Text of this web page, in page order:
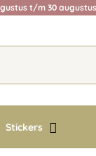
t/m 30 augustus
Stickers